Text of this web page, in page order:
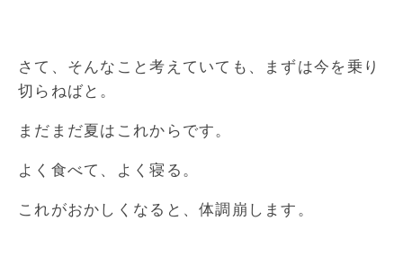
さて、そんなこと考えていても、まずは今を乗り
切らねばと。
まだまだ夏はこれからです。
よく食べて、よく寝る。
これがおかしくなると、体調崩します。